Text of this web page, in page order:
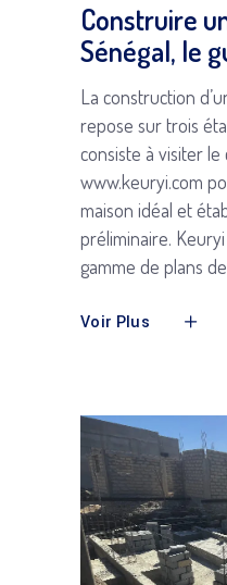
Construire
Sénégal, le
La construction
repose sur trois
consiste à visiter le
www.keuryi.com
maison idéal et
préliminaire.
gamme de plans
Voir Plus